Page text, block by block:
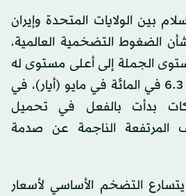
بين الولايات المتحدة وإيران
الضغوط التضخمية العالمية،
الجملة إلى أعلى مستوى له
في 3 سنوات، مسجلاً 6.3 في المائة في مايو (أيار)، في
بدأت بالفعل في تحميل
المرتفعة الناجمة عن صدمة
التضخم الأساسي لأسعار